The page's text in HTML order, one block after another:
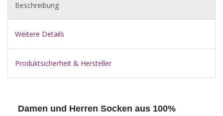
Beschreibung
Weitere Details
Produktsicherheit & Hersteller
Damen und Herren Socken aus 100%